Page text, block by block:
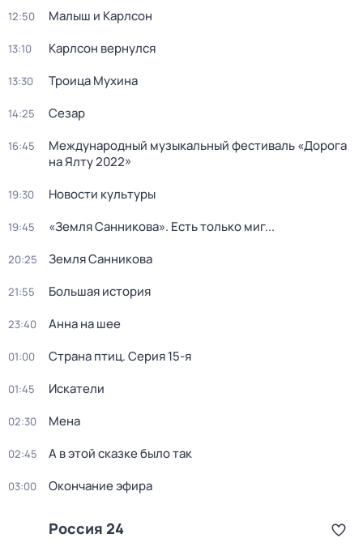
12:50 Малыш и Карлсон
13:10 Карлсон вернулся
13:30 Троица Мухина
14:25 Сезар
16:45
Международный музыкальный фестиваль «Дорога
на Ялту 2022»
19:30 Новости культуры
19:45 «Земля Санникова». Есть только миг...
20:25 Земля Санникова
21:55 Большая история
23:40 Анна на шее
01:00 Страна птиц. Серия 15-я
01:45 Искатели
02:30 Мена
02:45 А в этой сказке было так
03:00 Окончание эфира
Россия 24